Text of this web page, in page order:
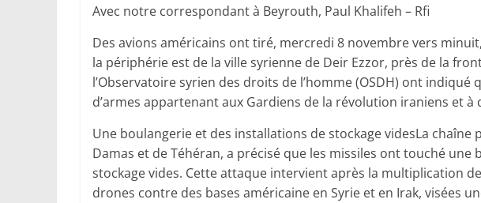
Avec notre correspondant à Beyrouth, Paul Khalifeh – Rfi
Des avions américains ont tiré, mercredi 8 novembre vers
la périphérie est de la ville syrienne de Deir Ezzor, près de la
l’Observatoire syrien des droits de l’homme (OSDH) ont
d’armes appartenant aux Gardiens de la révolution iraniens et à
Une boulangerie et des installations de stockage videsLa chaîne
Damas et de Téhéran, a précisé que les missiles ont touché
stockage vides. Cette attaque intervient après la multiplication
drones contre des bases américaine en Syrie et en Irak, visées